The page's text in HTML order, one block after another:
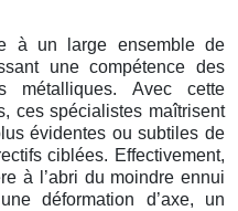
à un large ensemble de
une compétence des
métalliques. Avec cette
ces spécialistes maîtrisent
évidentes ou subtiles de
ciblées. Effectivement,
à l’abri du moindre ennui
déformation d’axe, un